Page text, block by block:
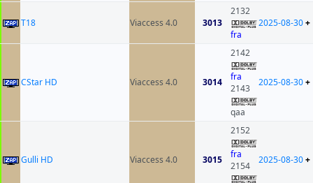
T18 Viaccess 4.0 3013
2132
fra
2025-08-30+
CStar HD Viaccess 4.0 3014
2142
fra
2143
qaa
2025-08-30+
Gulli HD Viaccess 4.0 3015
2152
fra
2154
2025-08-30+